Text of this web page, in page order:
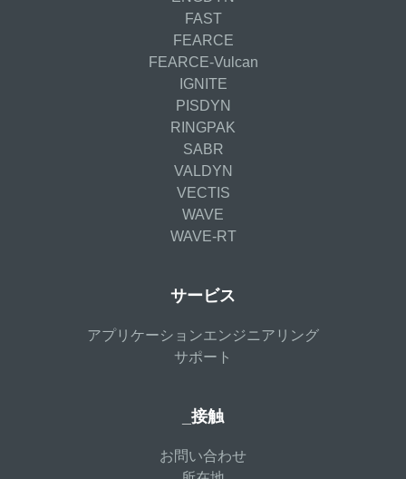
FAST
FEARCE
FEARCE-Vulcan
IGNITE
PISDYN
RINGPAK
SABR
VALDYN
VECTIS
WAVE
WAVE-RT
サービス
アプリケーションエンジニアリング
サポート
_接触
お問い合わせ